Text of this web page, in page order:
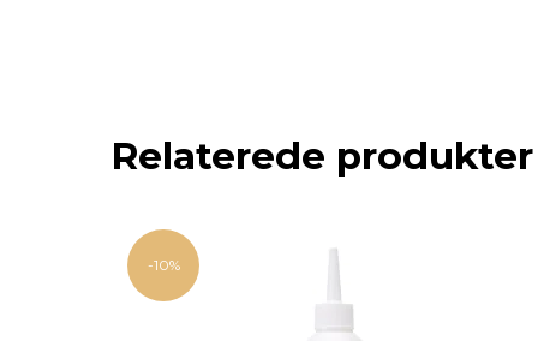
Relaterede produkter
-10%